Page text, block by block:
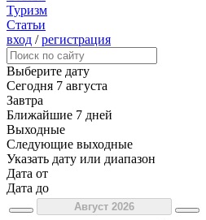
Туризм
Статьи
вход /регистрация
Выберите дату
Сегодня 7 августа
Завтра
Ближайшие 7 дней
Выходные
Следующие выходные
Указать дату или диапазон
Дата от
Дата до
Август 2026